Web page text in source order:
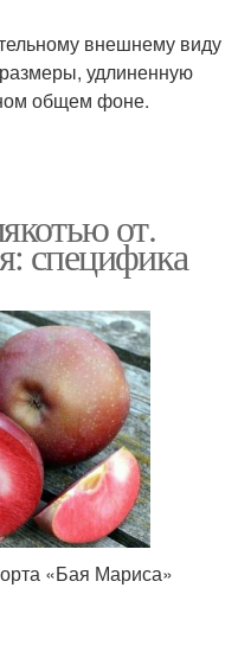
внешнему виду
удлиненную
общем фоне.
от.
специфика
Мариса»